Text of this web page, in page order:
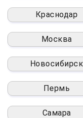
Краснодар
Москва
Новосибирск
Пермь
Самара